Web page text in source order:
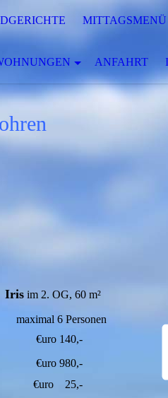
MITTAGSMENÜ
ANFAHRT
Iris im 2. OG, 60 m²
maximal 6 Personen
€uro 140,-
€uro 980,-
€uro 25,-